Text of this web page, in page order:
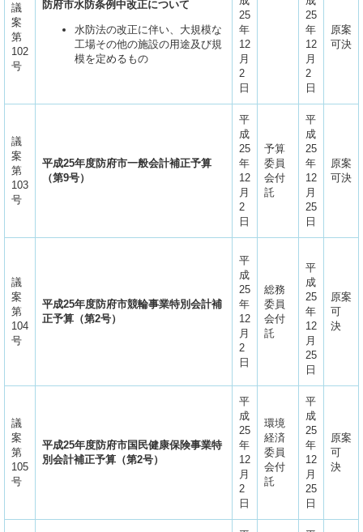
議
案
第
102
号
防府市水防条例中改正について
水防法の改正に伴い、大規模な
工場その他の施設の用途及び規
模を定めるもの
25
年
12
月
2
日
25
年
12
月
2
日
原案
可決
議
案
第
103
号
平成25年度防府市一般会計補正予算
（第9号）
平
成
25
年
12
月
2
日
予算
委員
会付
託
平
成
25
年
12
月
25
日
原案
可決
議
案
第
104
号
平成25年度防府市競輪事業特別会計補
正予算（第2号）
平
成
25
年
12
月
2
日
総務
委員
会付
託
平
成
25
年
12
月
25
日
原案
可
決
議
案
第
105
号
平成25年度防府市国民健康保険事業特
別会計補正予算（第2号）
平
成
25
年
12
月
2
日
環境
経済
委員
会付
託
平
成
25
年
12
月
25
日
原案
可
決